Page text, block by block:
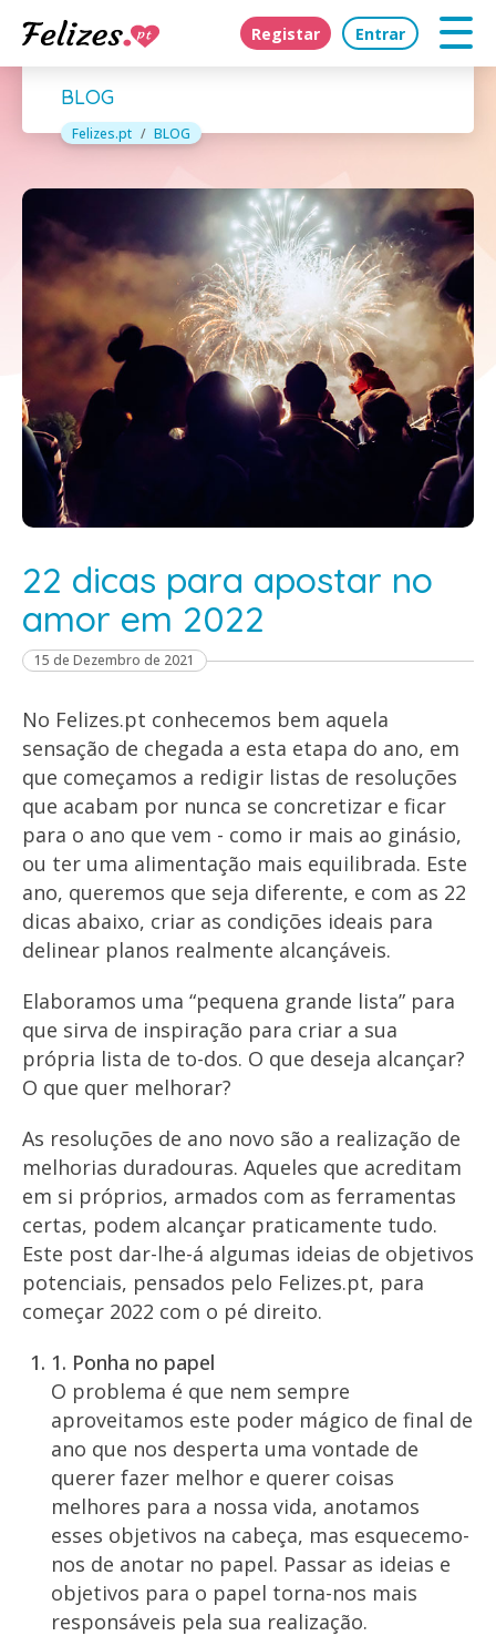
Registar Entrar
BLOG
Felizes.pt BLOG
22 dicas para apostar no
amor em 2022
15 de Dezembro de 2021
No Felizes.pt conhecemos bem aquela
sensação de chegada a esta etapa do ano, em
que começamos a redigir listas de resoluções
que acabam por nunca se concretizar e ficar
para o ano que vem - como ir mais ao ginásio,
ou ter uma alimentação mais equilibrada. Este
ano, queremos que seja diferente, e com as 22
dicas abaixo, criar as condições ideais para
delinear planos realmente alcançáveis.
Elaboramos uma “pequena grande lista” para
que sirva de inspiração para criar a sua
própria lista de to-dos. O que deseja alcançar?
O que quer melhorar?
As resoluções de ano novo são a realização de
melhorias duradouras. Aqueles que acreditam
em si próprios, armados com as ferramentas
certas, podem alcançar praticamente tudo.
Este post dar-lhe-á algumas ideias de objetivos
potenciais, pensados pelo Felizes.pt, para
começar 2022 com o pé direito.
1. Ponha no papel
O problema é que nem sempre
aproveitamos este poder mágico de final de
ano que nos desperta uma vontade de
querer fazer melhor e querer coisas
melhores para a nossa vida, anotamos
esses objetivos na cabeça, mas esquecemo-
nos de anotar no papel. Passar as ideias e
objetivos para o papel torna-nos mais
responsáveis pela sua realização.